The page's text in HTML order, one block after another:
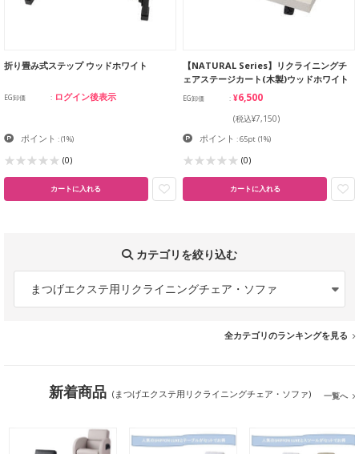
折り畳み式ステップ ウッドホワイト
EG卸価 ログイン後表示
ポイント :(1%)
(0)
カートに入れる
【NATURAL Series】リクライニングチ
ェアステージカート(木製)ウッドホワイト
EG卸価 ¥6,500
(税込¥7,150)
ポイント : 65pt (1%)
(0)
カートに入れる
カテゴリを絞り込む
まつげエクステ用リクライニングチェア・ソファ
全カテゴリのランキングを見る
新着商品 (まつげエクステ用リクライニングチェア・ソファ) 一覧へ